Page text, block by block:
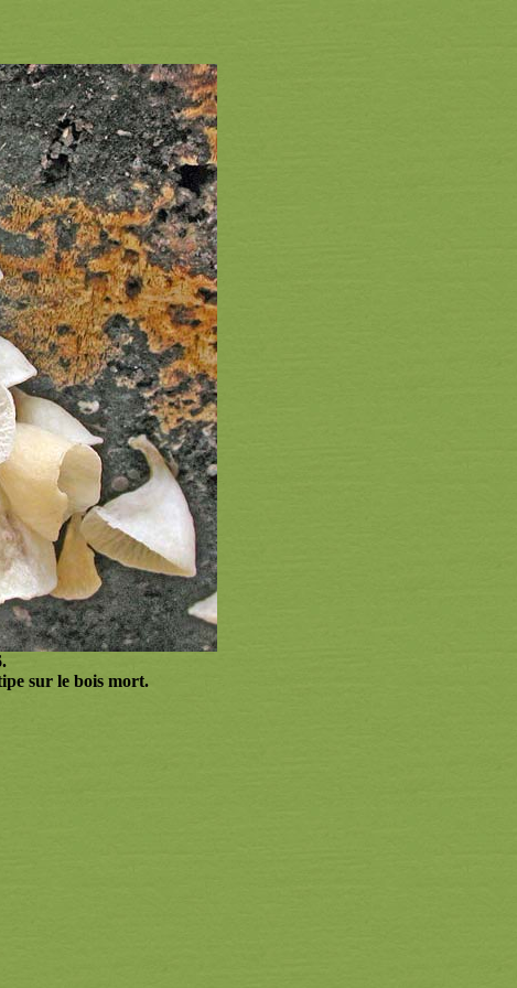
sur le bois mort.